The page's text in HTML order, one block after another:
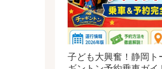
子ども大興奮！静岡ト